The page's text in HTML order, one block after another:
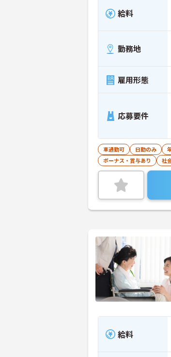
給料
勤務地
雇用形態
応募要件
車通勤可 日勤のみ
ボーナス・賞与あり
社
給料